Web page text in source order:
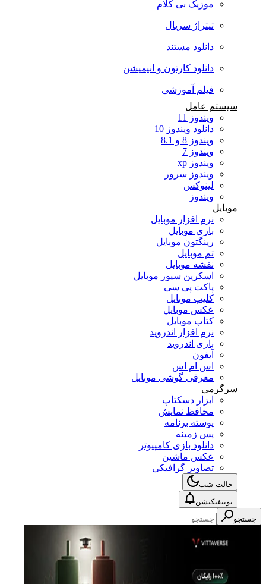
موزیک بی کلام
تیتراژ سریال
دانلود مستند
دانلود کارتون و انیمیشن
فیلم آموزشی
سیستم عامل
ویندوز 11
دانلود ویندوز 10
ویندوز 8 و 8.1
ویندوز 7
ویندوز xp
ویندوز سرور
لینوکس
ویندوز
موبایل
نرم افزار موبایل
بازی موبایل
رینگتون موبایل
تم موبایل
نقشه موبایل
اسکرین سیور موبایل
پاکت پی سی
کلیپ موبایل
عکس موبایل
کتاب موبایل
نرم افزار اندروید
بازی اندروید
آیفون
اس ام اس
معرفی گوشی موبایل
سرگرمی
ابزار دسکتاپ
محافظ نمایش
پوسته برنامه
پس زمینه
دانلود بازی کامپیوتر
عکس ماشین
تصاویر گرافیکی
حالت شب
نوتیفیکیشن
جستجو